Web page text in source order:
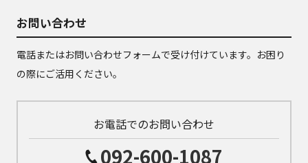
お問い合わせ
電話またはお問い合わせフォームで受け付けています。お困り
の際にご活用ください。
お電話でのお問い合わせ
092-600-1087